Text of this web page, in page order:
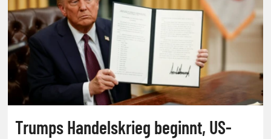
Trumps Handelskrieg beginnt, US-